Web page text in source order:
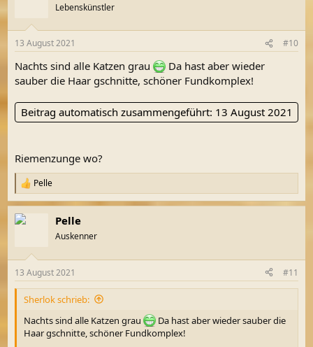
e
:
Lebenskünstler
13 August 2021 #10
Nachts sind alle Katzen grau
Da hast aber wieder
sauber die Haar gschnitte, schöner Fundkomplex!
Beitrag automatisch zusammengeführt: 13 August 2021
Riemenzunge wo?
R
e
a
k
e
n
Pelle
Pelle
Auskenner
13 August 2021 #11
Sherlok schrieb:
Nachts sind alle Katzen grau
Da hast aber wieder sauber die
Haar gschnitte, schöner Fundkomplex!